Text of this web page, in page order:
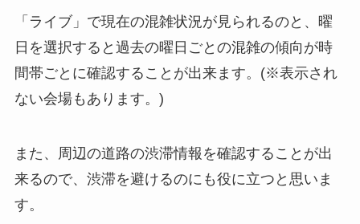
「ライブ」で現在の混雑状況が見られるのと、曜
日を選択すると過去の曜日ごとの混雑の傾向が時
間帯ごとに確認することが出来ます。(※表示され
ない会場もあります。)
また、周辺の道路の渋滞情報を確認することが出
来るので、渋滞を避けるのにも役に立つと思いま
す。